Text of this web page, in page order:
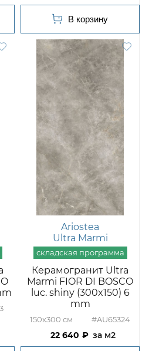
Ariostea
Ultra Marmi
Керамогранит Ultra
Marmi FIOR DI BOSCO
luc. shiny (300x150) 6
mm
150x300 #AU65324
22 640 м2